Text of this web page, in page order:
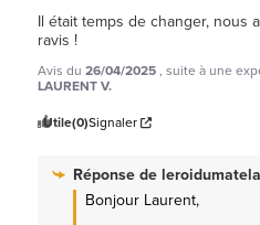
Il était temps de changer, nous
ravis !
Avis du 26/04/2025, suite à une
LAURENT V.
Utile(0)Signaler
Réponse de
Bonjour Laurent,